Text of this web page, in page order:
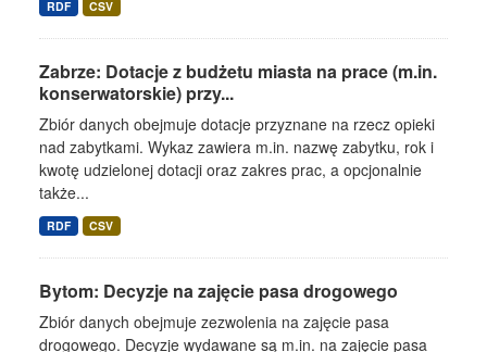
RDF CSV
Zabrze: Dotacje z budżetu miasta na prace (m.in.
konserwatorskie) przy...
Zbiór danych obejmuje dotacje przyznane na rzecz opieki
nad zabytkami. Wykaz zawiera m.in. nazwę zabytku, rok i
kwotę udzielonej dotacji oraz zakres prac, a opcjonalnie
także...
RDF CSV
Bytom: Decyzje na zajęcie pasa drogowego
Zbiór danych obejmuje zezwolenia na zajęcie pasa
drogowego. Decyzje wydawane są m.in. na zajęcie pasa